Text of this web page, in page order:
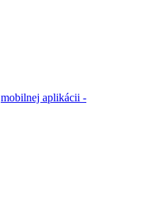
mobilnej aplikácii -